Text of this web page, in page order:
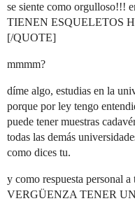
se siente como
TIENEN ESQUELETOS
[/QUOTE]
mmmm?
díme algo, estudias en la
porque por ley tengo
puede tener muestras
todas las demás
como dices tu.
y como respuesta personal
VERGÜENZA TENER